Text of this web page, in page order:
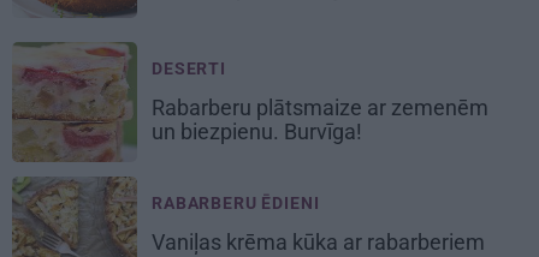
DESERTI
Rabarberu plātsmaize ar zemenēm
un biezpienu. Burvīga!
RABARBERU ĒDIENI
Vaniļas krēma kūka ar rabarberiem